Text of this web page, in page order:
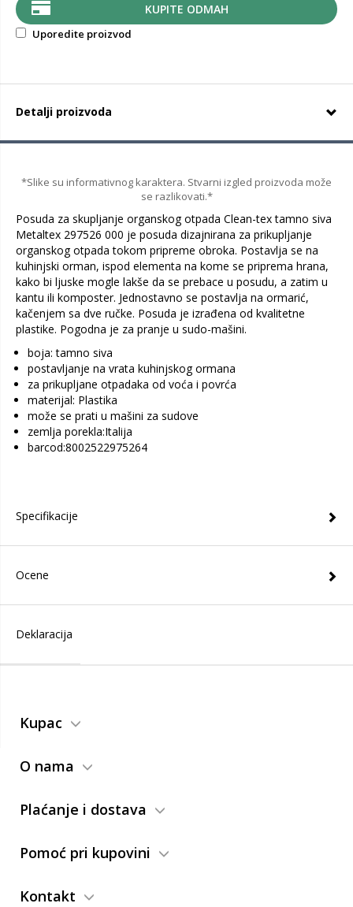
KUPITE ODMAH
Uporedite proizvod
Detalji proizvoda
*Slike su informativnog karaktera. Stvarni izgled proizvoda može
se razlikovati.*
Posuda za skupljanje organskog otpada Clean-tex tamno siva
Metaltex 297526 000 je posuda dizajnirana za prikupljanje
organskog otpada tokom pripreme obroka. Postavlja se na
kuhinjski orman, ispod elementa na kome se priprema hrana,
kako bi ljuske mogle lakše da se prebace u posudu, a zatim u
kantu ili komposter. Jednostavno se postavlja na ormarić,
kačenjem sa dve ručke. Posuda je izrađena od kvalitetne
plastike. Pogodna je za pranje u sudo-mašini.
boja: tamno siva
postavljanje na vrata kuhinjskog ormana
za prikupljane otpadaka od voća i povrća
materijal: Plastika
može se prati u mašini za sudove
zemlja porekla:Italija
barcod:8002522975264
Specifikacije
Ocene
Deklaracija
Kupac
O nama
Plaćanje i dostava
Pomoć pri kupovini
Kontakt